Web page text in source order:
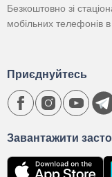
Безкоштовно зі
мобільних телефонів в
Завантажити
Приєднуйтесь